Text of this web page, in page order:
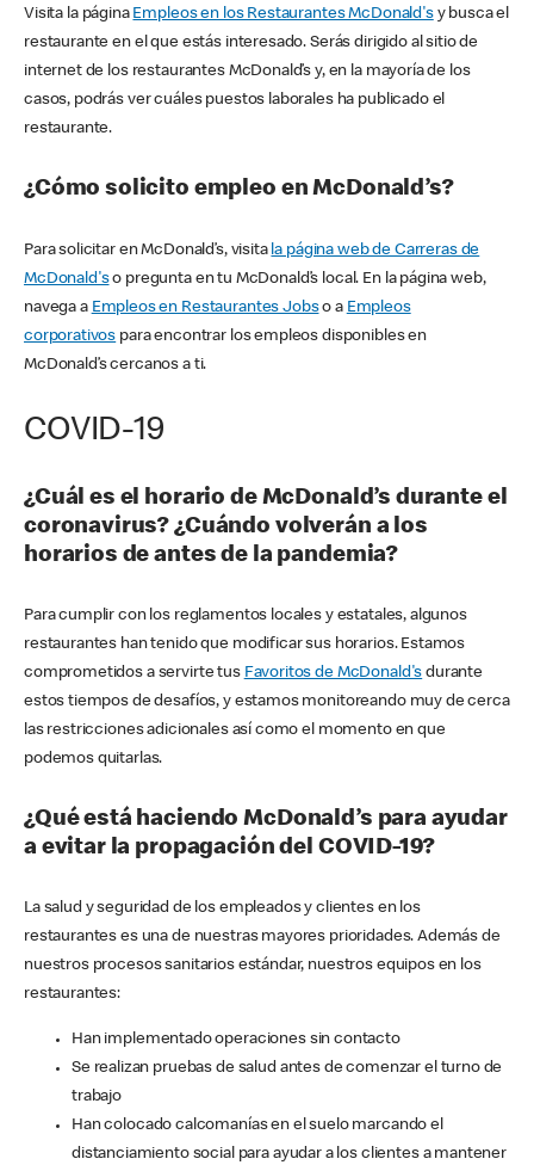
Visita la página Empleos en los Restaurantes McDonald'sy busca el
restaurante en el que estás interesado. Serás dirigido al sitio de
internet de los restaurantes McDonald’s y, en la mayoría de los
casos, podrás ver cuáles puestos laborales ha publicado el
restaurante.
¿Cómo solicito empleo en McDonald’s?
Para solicitar en McDonald’s, visita la página web de Carreras de
McDonald'so pregunta en tu McDonald’s local. En la página web,
navega a Empleos en Restaurantes Jobso a Empleos
corporativos para encontrar los empleos disponibles en
McDonald’s cercanos a ti.
COVID-19
¿Cuál es el horario de McDonald’s durante el
coronavirus? ¿Cuándo volverán a los
horarios de antes de la pandemia?
Para cumplir con los reglamentos locales y estatales, algunos
restaurantes han tenido que modificar sus horarios. Estamos
comprometidos a servirte tus Favoritos de McDonald's durante
estos tiempos de desafíos, y estamos monitoreando muy de cerca
las restricciones adicionales así como el momento en que
podemos quitarlas.
¿Qué está haciendo McDonald’s para ayudar
a evitar la propagación del COVID-19?
La salud y seguridad de los empleados y clientes en los
restaurantes es una de nuestras mayores prioridades. Además de
nuestros procesos sanitarios estándar, nuestros equipos en los
restaurantes:
Han implementado operaciones sin contacto
Se realizan pruebas de salud antes de comenzar el turno de
trabajo
Han colocado calcomanías en el suelo marcando el
distanciamiento social para ayudar a los clientes a mantener